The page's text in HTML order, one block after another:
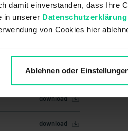
damit einverstanden, dass Ihre
in unserer Datenschutzerklärung
von Cookies hier
Ablehnen oder
download
download